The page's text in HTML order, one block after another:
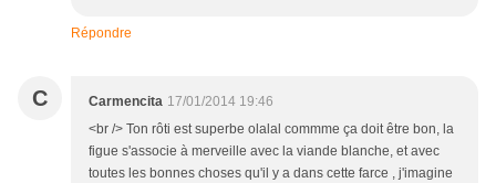
Répondre
C Carmencita 17/01/2014 19:46
<br /> Ton rôti est superbe olalal commme ça doit être bon, la
figue s'associe à merveille avec la viande blanche, et avec
toutes les bonnes choses qu'il y a dans cette farce , j'imagine